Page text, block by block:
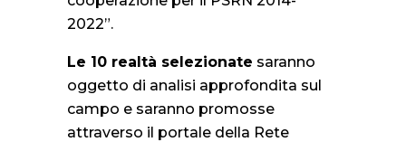
2022”.
Le 10 realtà selezionate saranno
oggetto di analisi approfondita sul
campo e saranno promosse
attraverso il portale della Rete